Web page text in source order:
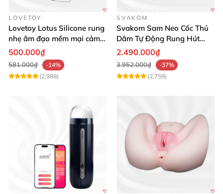
LOVETOY
Lovetoy Lotus Silicone rung
nhẹ âm đạo mềm mại cảm
giác thật
500.000₫
581.000₫
-14%
(2,988)
SVAKOM
Svakom Sam Neo Cốc Thủ
Dâm Tự Động Rung Hút
App Điều Khiển Xa
2.490.000₫
3.952.000₫
-37%
(2,759)